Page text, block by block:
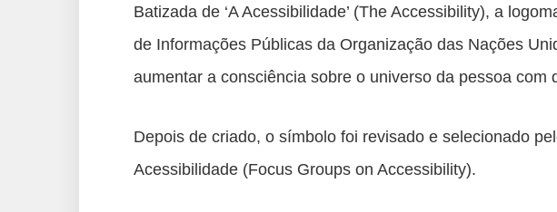
Batizada de ‘A Acessibilidade’ (The Accessibility), a
de Informações Públicas da Organização das Nações
aumentar a consciência sobre o universo da pessoa com
Depois de criado, o símbolo foi revisado e selecionado
Acessibilidade (Focus Groups on Accessibility).